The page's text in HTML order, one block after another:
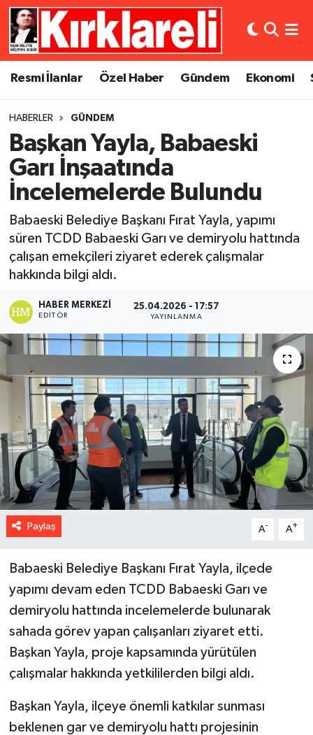
Resmi İlanlar Özel Haber Gündem Ekonomi
HABERLER GÜNDEM
Başkan Yayla, Babaeski
Garı İnşaatında
İncelemelerde Bulundu
Babaeski Belediye Başkanı Fırat Yayla, yapımı
süren TCDD Babaeski Garı ve demiryolu hattında
çalışan emekçileri ziyaret ederek çalışmalar
hakkında bilgi aldı.
HABER MERKEZI
EDITÖR
25.04.2026 - 17:57
YAYINLANMA
Paylaş A- A+
Babaeski Belediye Başkanı Fırat Yayla, ilçede
yapımı devam eden TCDD Babaeski Garı ve
demiryolu hattında incelemelerde bulunarak
sahada görev yapan çalışanları ziyaret etti.
Başkan Yayla, proje kapsamında yürütülen
çalışmalar hakkında yetkililerden bilgi aldı.
Başkan Yayla, ilçeye önemli katkılar sunması
beklenen gar ve demiryolu hattı projesinin
Resmi İlanlar
Gündem
Ekonomi
Siyaset
Spor
Asayiş
Dünya
Eğitim
Kültür Sanat
Magazin
Medya
Sağlık
Künye
Gizlilik Sözleşmesi
Merkez Nöbetçi Eczaneler
Merkez Trafik Yoğunluk Haritası
Süper Lig Puan Durumu ve Fikstür
Tüm Manşetler
Son Dakika Haberleri
Haber Arşivi